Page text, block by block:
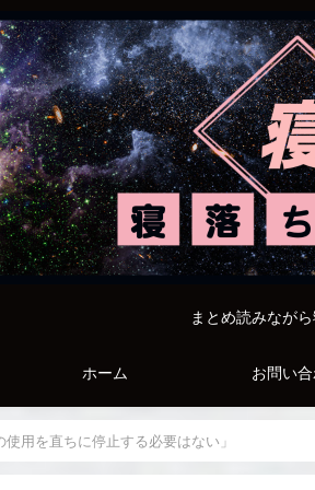
まとめ読みなが
ホーム お問い
用を直ちに停止する必要はない」